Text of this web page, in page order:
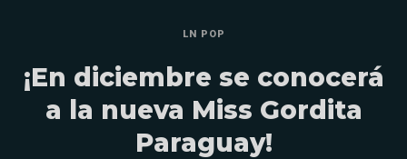
LN POP
¡En diciembre se conocerá
a la nueva Miss Gordita
Paraguay!